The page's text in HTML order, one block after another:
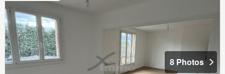
8 Photos